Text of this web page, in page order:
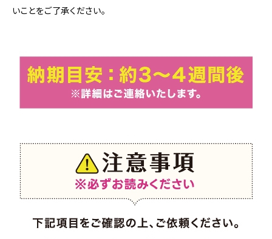
いことをご了承ください。